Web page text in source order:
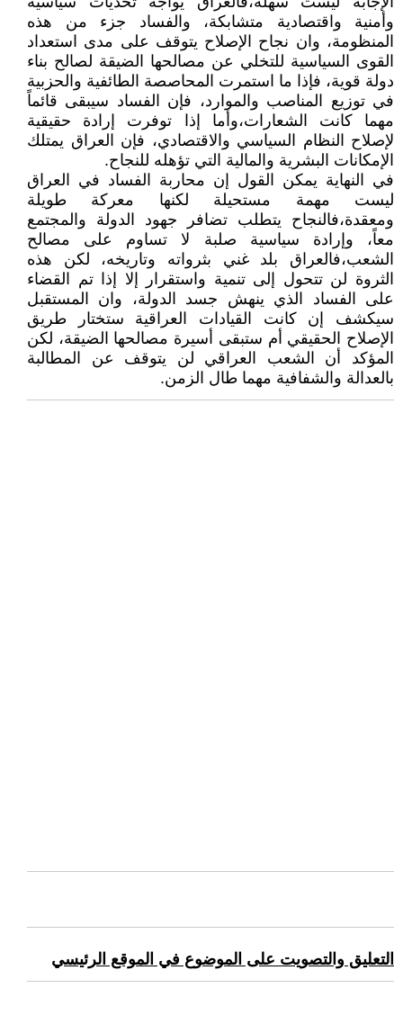
وأمنية واقتصادية متشابكة، والفساد جزء من هذه
المنظومة، وان نجاح الإصلاح يتوقف على مدى استعداد
القوى السياسية للتخلي عن مصالحها الضيقة لصالح بناء
دولة قوية، فإذا ما استمرت المحاصصة الطائفية والحزبية
في توزيع المناصب والموارد، فإن الفساد سيبقى قائماً
مهما كانت الشعارات،وأما إذا توفرت إرادة حقيقية
لإصلاح النظام السياسي والاقتصادي، فإن العراق يمتلك
الإمكانات البشرية والمالية التي تؤهله للنجاح.
في النهاية يمكن القول إن محاربة الفساد في العراق
ليست مهمة مستحيلة لكنها معركة طويلة
ومعقدة،فالنجاح يتطلب تضافر جهود الدولة والمجتمع
معاً، وإرادة سياسية صلبة لا تساوم على مصالح
الشعب،فالعراق بلد غني بثرواته وتاريخه، لكن هذه
الثروة لن تتحول إلى تنمية واستقرار إلا إذا تم القضاء
على الفساد الذي ينهش جسد الدولة، وان المستقبل
سيكشف إن كانت القيادات العراقية ستختار طريق
الإصلاح الحقيقي أم ستبقى أسيرة مصالحها الضيقة، لكن
المؤكد أن الشعب العراقي لن يتوقف عن المطالبة
بالعدالة والشفافية مهما طال الزمن.
التعليق والتصويت على الموضوع في الموقع الرئيسي